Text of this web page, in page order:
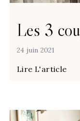
Les 3
24 juin 2021
Lire L'article